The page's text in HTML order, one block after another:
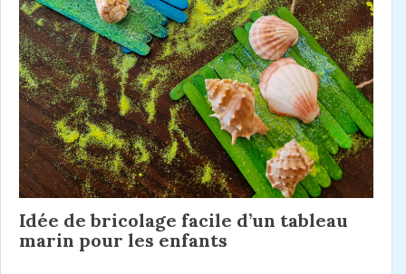
n
d
e
l
a
r
t
e
n
t
:
Idée de bricolage facile d’un tableau
marin pour les enfants